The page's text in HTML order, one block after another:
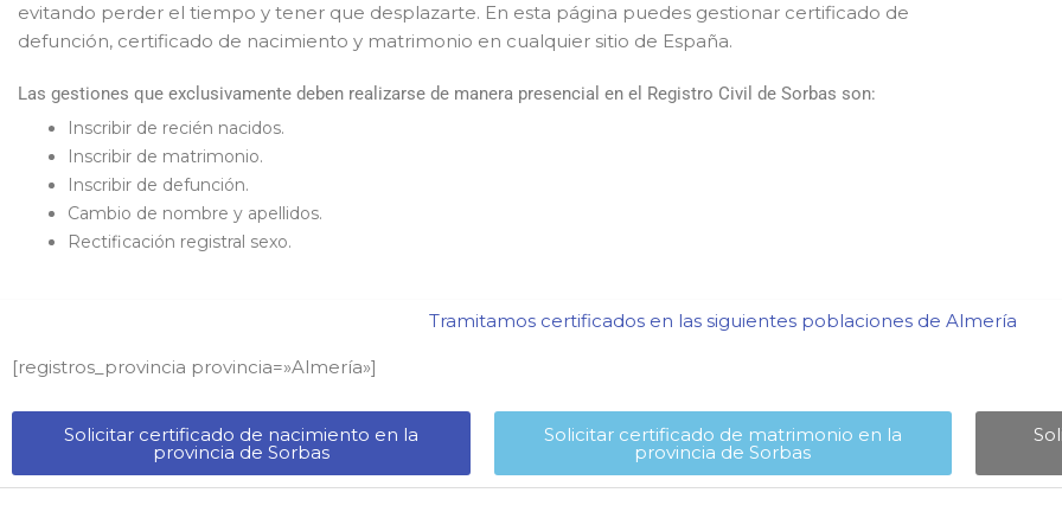
evitando perder el tiempo y tener que desplazarte. En esta página puedes gestionar certificado de
defunción, certificado de nacimiento y matrimonio en cualquier sitio de España.
Las gestiones que exclusivamente deben realizarse de manera presencial en el Registro Civil de Sorbas son:
Inscribir de recién nacidos.
Inscribir de matrimonio.
Inscribir de defunción.
Cambio de nombre y apellidos.
Rectificación registral sexo.
Tramitamos certificados en las siguientes poblaciones de Almería​
[registros_provincia provincia=»Almería​»]
Solicitar certificado de nacimiento en la
provincia de Sorbas​
Solicitar certificado de matrimonio en la
provincia de Sorbas​